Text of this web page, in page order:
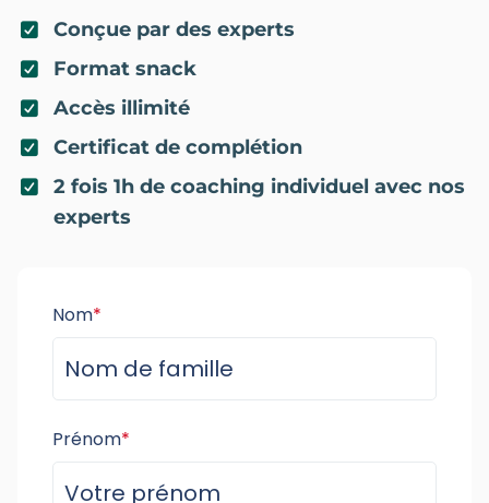
Conçue par des experts
Format snack
Accès illimité
Certificat de complétion
2 fois 1h de coaching individuel avec nos
experts
Nom*
Prénom*